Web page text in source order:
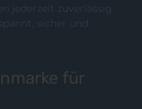
sicher und
für